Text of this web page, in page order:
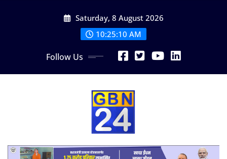
Saturday, 8 August 2026
10:25:11 AM
Follow Us